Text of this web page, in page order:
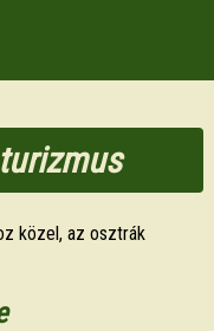
közel, az osztrák